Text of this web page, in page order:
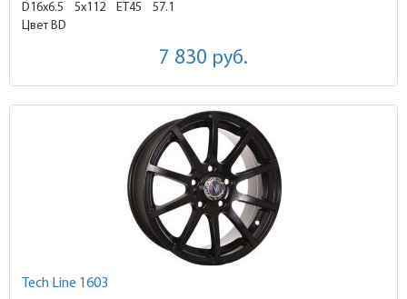
D16x6.5 5x112 ET45
57.1
Цвет BD
7 830 руб.
Tech Line 1603